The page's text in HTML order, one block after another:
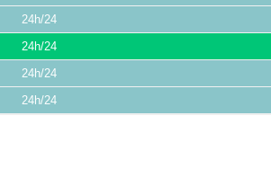
24h/24
24h/24
24h/24
24h/24